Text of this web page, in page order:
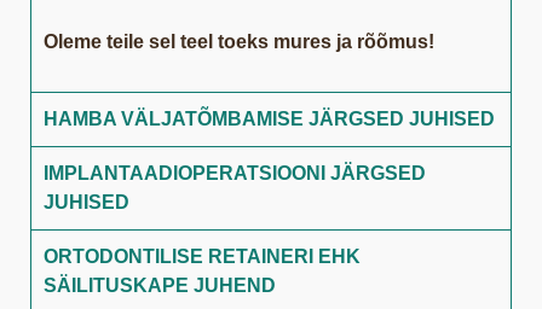
Oleme teile sel teel toeks mures ja rõõmus!
HAMBA VÄLJATÕMBAMISE JÄRGSED JUHISED
IMPLANTAADIOPERATSIOONI JÄRGSED
JUHISED
ORTODONTILISE RETAINERI EHK
SÄILITUSKAPE JUHEND